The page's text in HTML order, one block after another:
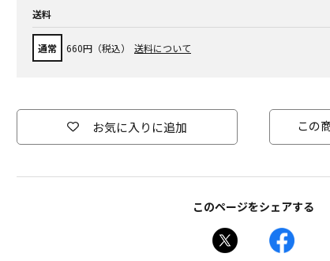
送料
通常 660円（税込） 送料について
お気に入りに追加 この
このページをシェアする